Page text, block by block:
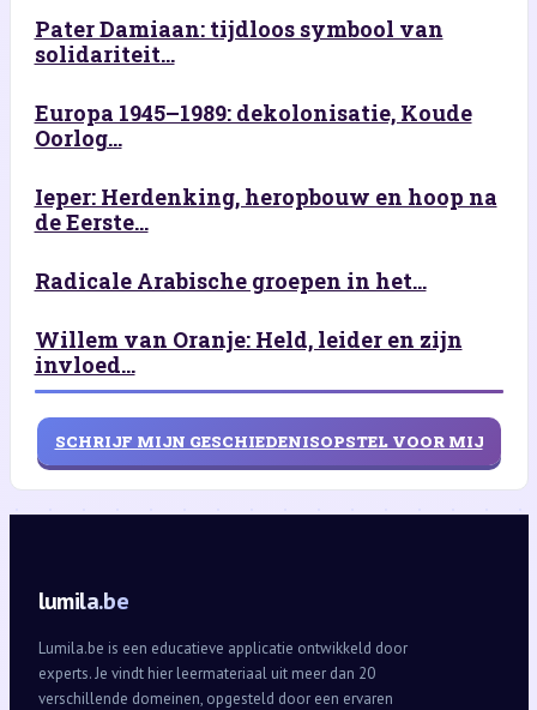
Pater Damiaan: tijdloos symbool van
solidariteit...
Europa 1945–1989: dekolonisatie, Koude
Oorlog...
Ieper: Herdenking, heropbouw en hoop na
de Eerste...
Radicale Arabische groepen in het...
Willem van Oranje: Held, leider en zijn
invloed...
SCHRIJF MIJN GESCHIEDENISOPSTEL VOOR MIJ
lumila.be
Lumila.be is een educatieve applicatie ontwikkeld door
experts. Je vindt hier leermateriaal uit meer dan 20
verschillende domeinen, opgesteld door een ervaren